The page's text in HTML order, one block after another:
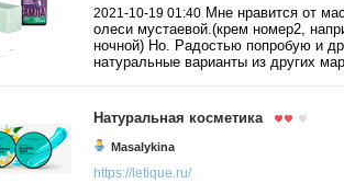
2021-10-19 01:40 Мне нравится от
олеси мустаевой.(крем номер2,
ночной) Но. Радостью попробую и
натуральные варианты из других
Натуральная косметика
Masalykina
https://letique.ru/